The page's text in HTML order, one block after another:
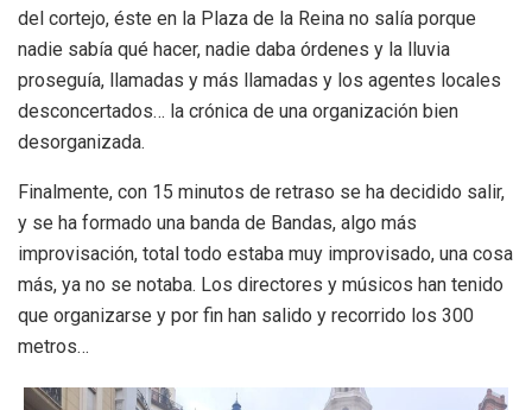
del cortejo, éste en la Plaza de la Reina no salía porque
nadie sabía qué hacer, nadie daba órdenes y la lluvia
proseguía, llamadas y más llamadas y los agentes locales
desconcertados… la crónica de una organización bien
desorganizada.
Finalmente, con 15 minutos de retraso se ha decidido salir,
y se ha formado una banda de Bandas, algo más
improvisación, total todo estaba muy improvisado, una cosa
más, ya no se notaba. Los directores y músicos han tenido
que organizarse y por fin han salido y recorrido los 300
metros…